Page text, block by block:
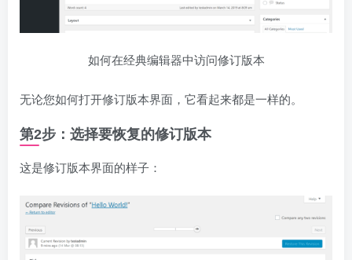
如何在经典编辑器中访问修订版本
无论您如何打开修订版本界面，它看起来都是一样的。
第2步：选择要恢复的修订版本
这是修订版本界面的样子：